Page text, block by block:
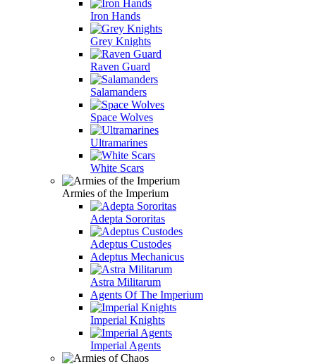
Iron Hands
Grey Knights
Raven Guard
Salamanders
Space Wolves
Ultramarines
White Scars
Armies of the Imperium
Adepta Sororitas
Adeptus Custodes
Adeptus Mechanicus
Astra Militarum
Agents Of The Imperium
Imperial Knights
Imperial Agents